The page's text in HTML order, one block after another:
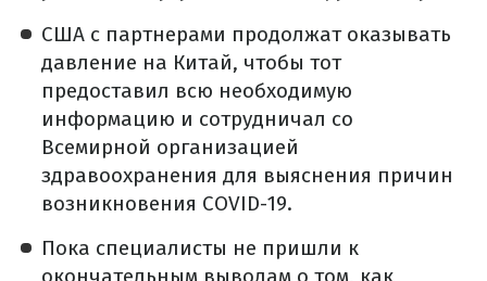
США с партнерами продолжат оказывать
давление на Китай, чтобы тот
предоставил всю необходимую
информацию и сотрудничал со
Всемирной организацией
здравоохранения для выяснения причин
возникновения COVID-19.
Пока специалисты не пришли к